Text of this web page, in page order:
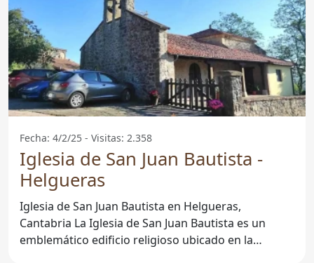
Fecha: 4/2/25 - Visitas: 2.358
Iglesia de San Juan Bautista -
Helgueras
Iglesia de San Juan Bautista en Helgueras,
Cantabria La Iglesia de San Juan Bautista es un
emblemático edificio religioso ubicado en la